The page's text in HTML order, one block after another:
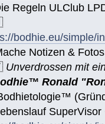
Regeln ULClub
bodhie.eu/simple/
Notizen &
Unverdrossen mit
Ronald